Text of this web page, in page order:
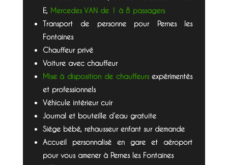
E, Mercedes VAN de 1 à 8 passagers
Transport de personne pour Pernes les
Fontaines
Chauffeur privé
Voiture avec chauffeur
Mise à disposition de chauffeursexpérimentés
et professionnels
Véhicule intérieur cuir
Journal et bouteille d’eau gratuite
Siége bébé, rehausseur enfant sur demande
Accueil personnalisé en gare et aéroport
pour vous amener à Pernes les Fontaines